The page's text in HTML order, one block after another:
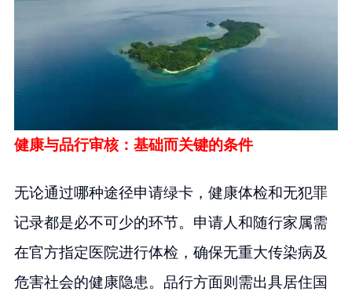
健康与品行审核：基础而关键的条件
无论通过哪种途径申请绿卡，健康体检和无犯罪
记录都是必不可少的环节。申请人和随行家属需
在官方指定医院进行体检，确保无重大传染病及
危害社会的健康隐患。品行方面则需出具居住国